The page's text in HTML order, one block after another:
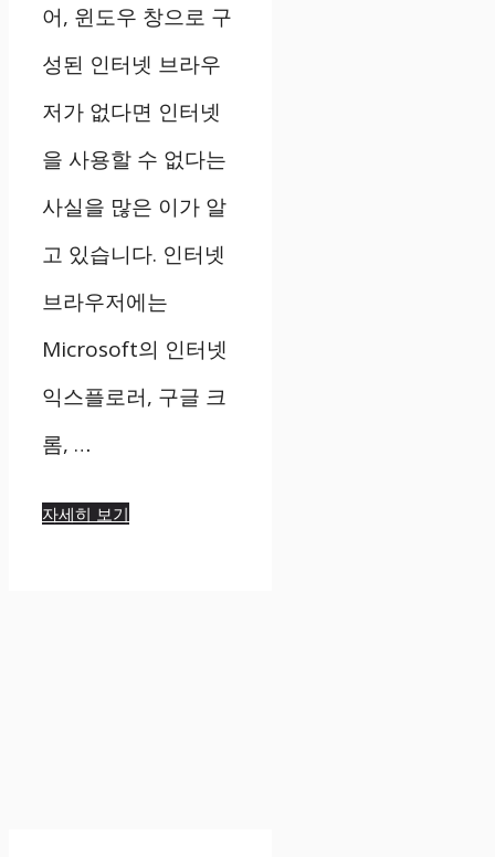
어, 윈도우 창으로 구
성된 인터넷 브라우
저가 없다면 인터넷
을 사용할 수 없다는
사실을 많은 이가 알
고 있습니다. 인터넷
브라우저에는
Microsoft의 인터넷
익스플로러, 구글 크
롬, …
자세히 보기